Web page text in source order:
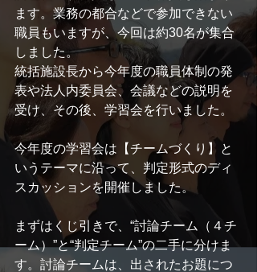
ます。業務の都合などで参加できない
職員もいますが、今回は約30名が集合
しました。
統括施設長から今年度の職員体制の発
表や法人内委員会、会議などの説明を
受け、その後、学習会を行いました。
今年度の学習会は【チームづくり】と
いうテーマに沿って、判定形式のディ
スカッションを開催しました。
まずはくじ引きで、“討論チーム（４チ
ーム）”と“判定チーム”の二手に分けま
す。討論チームは、出されたお題につ